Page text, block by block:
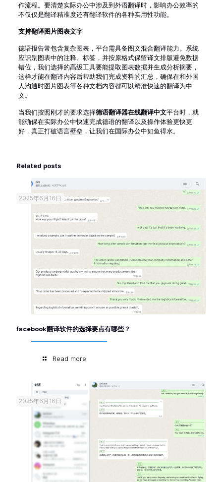
作流程。要清楚实际办公中涉及到外语翻译时，影响办公效率的
不仅仅是翻译精准度还有翻译软件的各种实用性功能。
支持翻译图片图表文字
德语报告常包含复杂图表，平台需具备图文混合翻译能力。系统
应识别图表中的注释、标签，并按原格式保留译文排版避免数据
错位，我们选择的高级工具要能提取图表数据并生成分析摘要，
这样才能在翻译内容后帮助我们完成资料的汇总，确保在和外国
人沟通时图片图表等各种文档内容都可以精准快速的翻译为中
文。
当我们按照刚才的要求选择德语翻译器在线翻译中文平台时，就
能确保在实际办公中快速完成德语的翻译以及操作体验更快更
好，真正打破语言壁垒，让我们在国际办公中如鱼得水。
Related posts
2025年6月16日
facebook翻译软件的选择要点有哪些？
Read more
2025年6月16日